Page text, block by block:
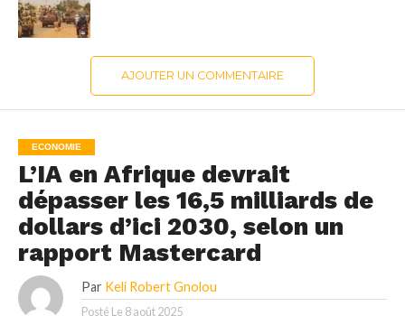
AJOUTER UN COMMENTAIRE
ECONOMIE
L’IA en Afrique devrait
dépasser les 16,5 milliards de
dollars d’ici 2030, selon un
rapport Mastercard
Par Keli Robert Gnolou
Posté Le 8 août 2025